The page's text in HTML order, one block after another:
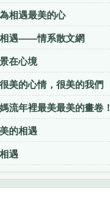
相遇最美的心
遇——情系散文網
在心境
美的心情，很美的我們
流年裡最美最美的畫卷！
的相遇
遇